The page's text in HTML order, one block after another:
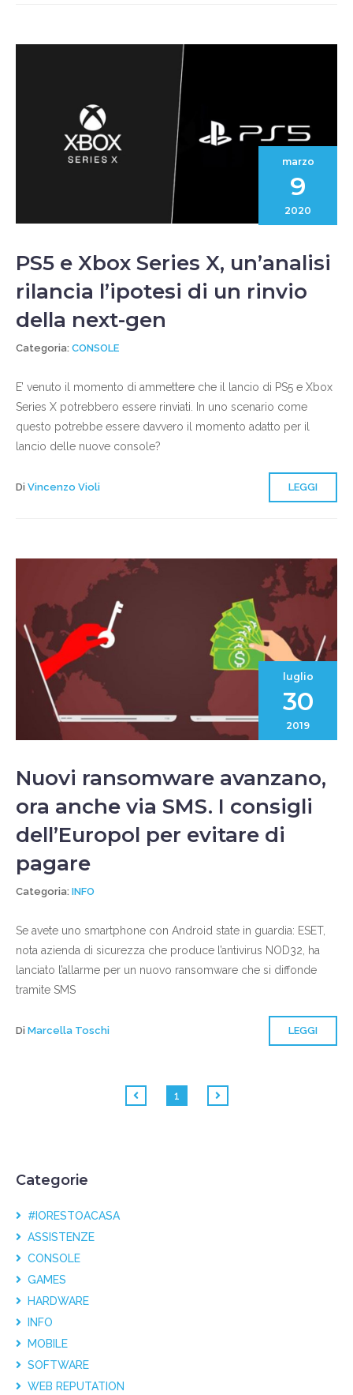
marzo
9
2020
PS5 e Xbox Series X, un’analisi
rilancia l’ipotesi di un rinvio
della next-gen
Categoria: CONSOLE
E’ venuto il momento di ammettere che il lancio di PS5 e Xbox
Series X potrebbero essere rinviati. In uno scenario come
questo potrebbe essere davvero il momento adatto per il
lancio delle nuove console?
Di Vincenzo Violi LEGGI
luglio
30
2019
Nuovi ransomware avanzano,
ora anche via SMS. I consigli
dell’Europol per evitare di
pagare
Categoria: INFO
Se avete uno smartphone con Android state in guardia: ESET,
nota azienda di sicurezza che produce l’antivirus NOD32, ha
lanciato l’allarme per un nuovo ransomware che si diffonde
tramite SMS
Di Marcella Toschi LEGGI
1
Categorie
#IORESTOACASA
ASSISTENZE
CONSOLE
GAMES
HARDWARE
INFO
MOBILE
SOFTWARE
WEB REPUTATION